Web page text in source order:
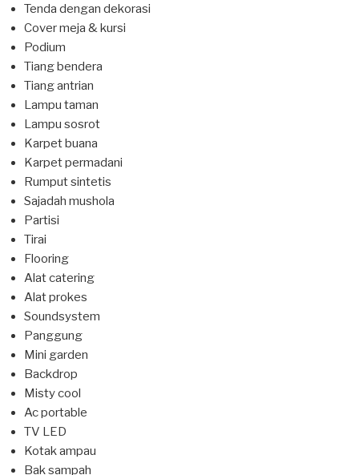
Tenda dengan dekorasi
Cover meja & kursi
Podium
Tiang bendera
Tiang antrian
Lampu taman
Lampu sosrot
Karpet buana
Karpet permadani
Rumput sintetis
Sajadah mushola
Partisi
Tirai
Flooring
Alat catering
Alat prokes
Soundsystem
Panggung
Mini garden
Backdrop
Misty cool
Ac portable
TV LED
Kotak ampau
Bak sampah